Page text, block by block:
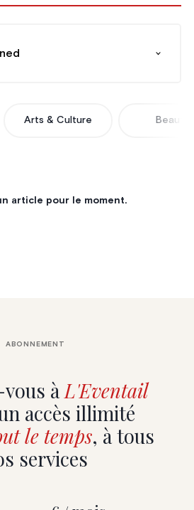
Arts & Culture Beauté
article pour le moment.
àL'Eventail
accès illimité
le temps, à tous
services
ABONNEMENT